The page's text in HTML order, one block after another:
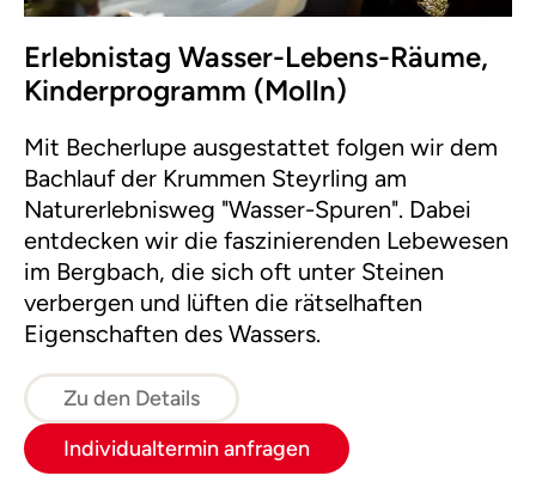
Erlebnistag Wasser-Lebens-Räume,
Kinderprogramm (Molln)
Mit Becherlupe ausgestattet folgen wir dem
Bachlauf der Krummen Steyrling am
Naturerlebnisweg "Wasser-Spuren". Dabei
entdecken wir die faszinierenden Lebewesen
im Bergbach, die sich oft unter Steinen
verbergen und lüften die rätselhaften
Eigenschaften des Wassers.
Zu den Details
Individualtermin anfragen